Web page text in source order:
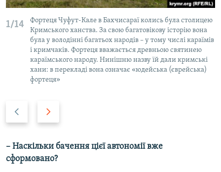
1/14
Фортеця Чуфут-Кале в Бахчисараї колись була столицею
Кримського ханства. За свою багатовікову історію вона
була у володінні багатьох народів – у тому числі караїмів
і кримчаків. Фортеця вважається древньою святинею
караїмського народу. Нинішню назву їй дали кримські
хани: в перекладі вона означає «юдейська (єврейська)
фортеця»
v
i
t
s
– Наскільки бачення цієї автономії вже
сформовано?